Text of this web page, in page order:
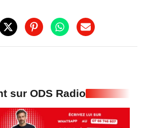
sur ODS Radio